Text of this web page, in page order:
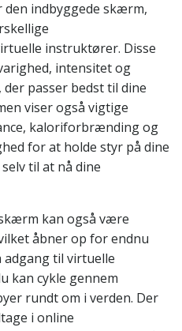
indbyggede skærm,
instruktører. Disse
intensitet og
passer bedst til dine
viser også vigtige
kaloriforbrænding og
for at holde styr på dine
til at nå dine
kan også være
åbner op for endnu
adgang til virtuelle
kan cykle gennem
rundt om i verden. Der
i online